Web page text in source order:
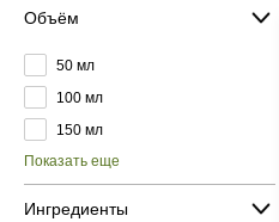
Объём
50 мл
100 мл
150 мл
Показать еще
Ингредиенты